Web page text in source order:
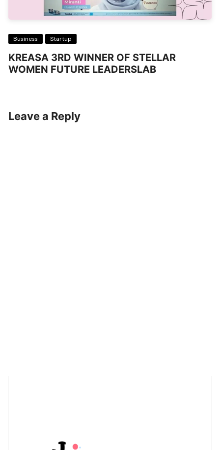
Business Startup
KREASA 3RD WINNER OF STELLAR
WOMEN FUTURE LEADERSLAB
Leave a Reply